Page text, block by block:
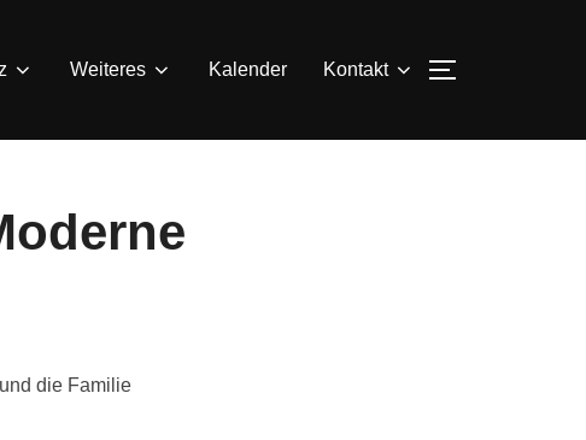
Weiteres Kalender Kontakt
die Familie